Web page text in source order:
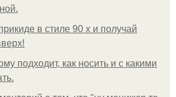
в стиле 90 х и получай
подходит, как носить и с какими